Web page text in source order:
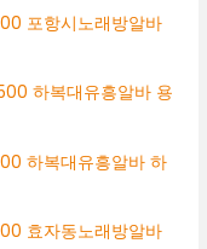
포항시노래방알바
하복대유흥알바 용
하복대유흥알바 하
효자동노래방알바